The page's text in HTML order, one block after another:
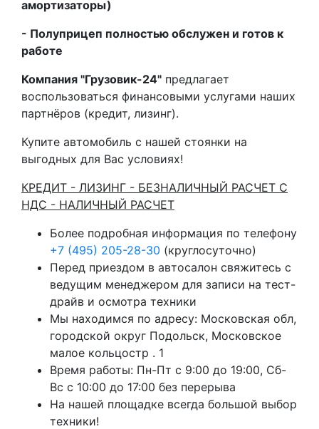
амортизаторы)
- Полуприцеп полностью обслужен и готов к
работе
Компания "Грузовик-24" предлагает
воспользоваться финансовыми услугами наших
партнёров (кредит, лизинг).
Купите автомобиль с нашей стоянки на
выгодных для Вас условиях!
КРЕДИТ - ЛИЗИНГ - БЕЗНАЛИЧНЫЙ РАСЧЕТ С
НДС - НАЛИЧНЫЙ РАСЧЕТ
Более подробная информация по телефону
+7 (495) 205-28-30 (круглосуточно)
Перед приездом в автосалон свяжитесь с
ведущим менеджером для записи на тест-
драйв и осмотра техники
Мы находимся по адресу: Московская обл,
городской округ Подольск, Московское
малое кольцостр . 1
Время работы: Пн-Пт с 9:00 до 19:00, Сб-
Вс с 10:00 до 17:00 без перерыва
На нашей площадке всегда большой выбор
техники!